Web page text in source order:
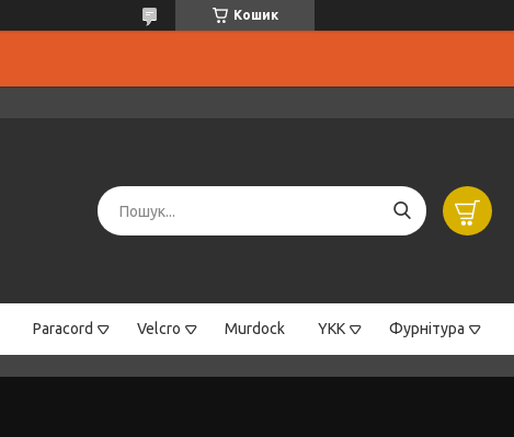
Кошик
Paracord Velcro Murdock YKK Фурнітура